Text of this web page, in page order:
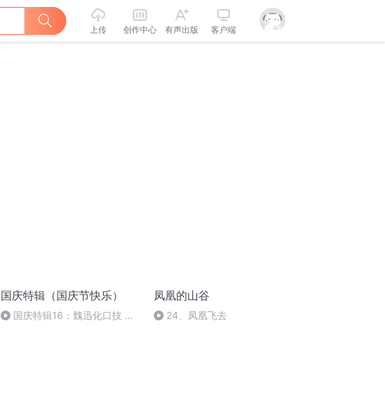
上传 创作中心 有声出版 客户端
国庆特辑（国庆节快乐）
国庆特辑16：魏迅化口技 二
凤凰的山谷
24、凤凰飞去